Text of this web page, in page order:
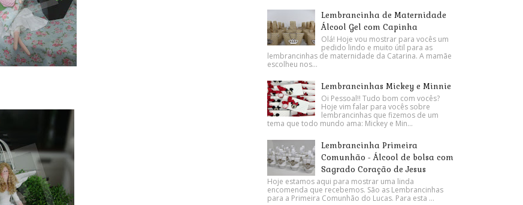
Lembrancinha de Maternidade
Álcool Gel com Capinha
Olá! Hoje vou mostrar para vocês um
pedido lindo e muito útil para as
lembrancinhas de maternidade da Catarina. A mamãe
escolheu nos...
Lembrancinhas Mickey e Minnie
Oi Pessoal!! Tudo bom com vocês?
Hoje vim falar para vocês sobre
lembrancinhas que fizemos de um
tema que todo mundo ama: Mickey e Min...
Lembrancinha Primeira
Comunhão - Álcool de bolsa com
Sagrado Coração de Jesus
Hoje estamos aqui para mostrar uma linda
encomenda que recebemos. São as Lembrancinhas
para a Primeira Comunhão do Lucas. Para esta ...